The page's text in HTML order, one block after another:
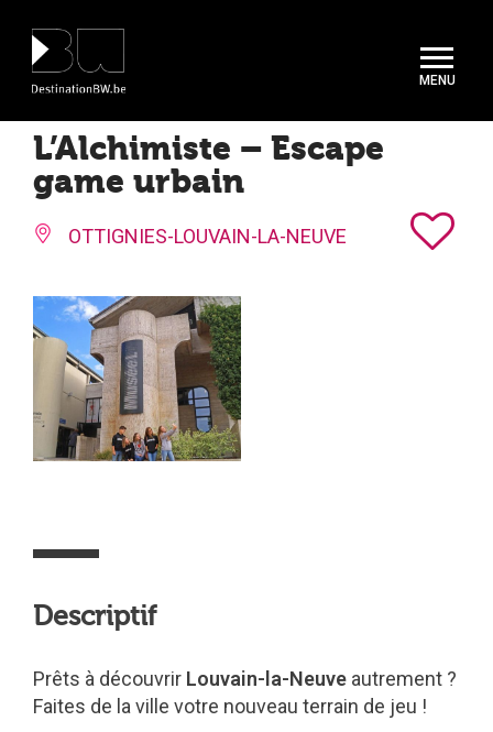
L’Alchimiste – Escape
game urbain
OTTIGNIES-LOUVAIN-LA-NEUVE
Descriptif
Prêts à découvrir Louvain-la-Neuve autrement ?
Faites de la ville votre nouveau terrain de jeu !